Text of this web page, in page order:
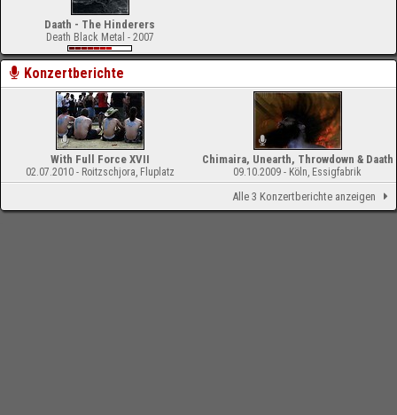
Daath - The Hinderers
Death Black Metal - 2007
Konzertberichte
With Full Force XVII
02.07.2010 - Roitzschjora, Fluplatz
Chimaira, Unearth, Throwdown & Daath
09.10.2009 - Köln, Essigfabrik
Alle 3 Konzertberichte anzeigen